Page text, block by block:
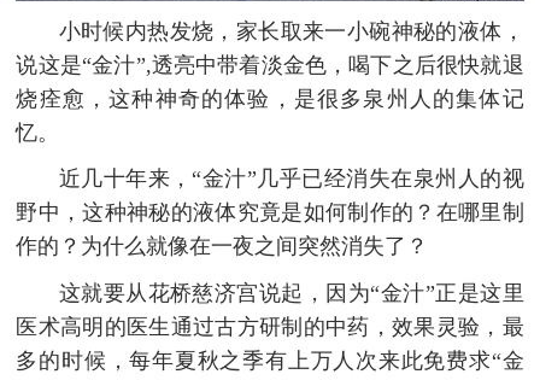
小时候内热发烧，家长取来一小碗神秘的液体，
说这是“金汁”,透亮中带着淡金色，喝下之后很快就退
烧痊愈，这种神奇的体验，是很多泉州人的集体记
忆。
近几十年来，“金汁”几乎已经消失在泉州人的视
野中，这种神秘的液体究竟是如何制作的？在哪里制
作的？为什么就像在一夜之间突然消失了？
这就要从花桥慈济宫说起，因为“金汁”正是这里
医术高明的医生通过古方研制的中药，效果灵验，最
多的时候，每年夏秋之季有上万人次来此免费求“金